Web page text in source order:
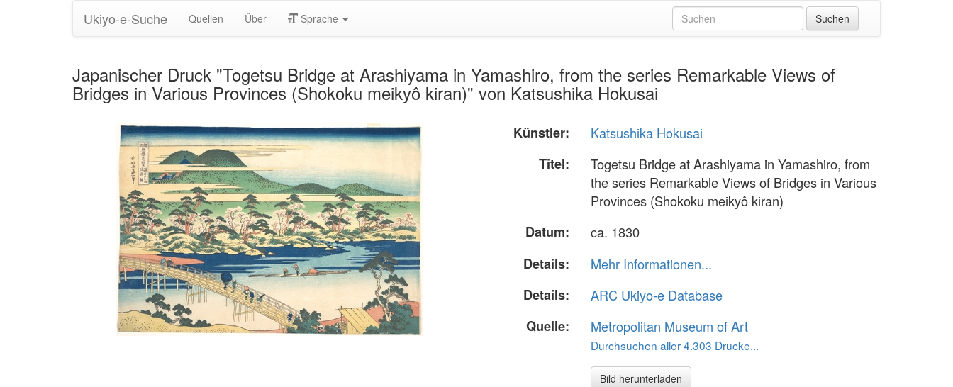
Ukiyo-e-Suche Quellen Über Sprache
Japanischer Druck "Togetsu Bridge at Arashiyama in Yamashiro, from the series Remarkable Views of
Bridges in Various Provinces (Shokoku meikyô kiran)" von Katsushika Hokusai
Künstler:
Katsushika Hokusai
Titel:
Togetsu Bridge at Arashiyama in Yamashiro, from
the series Remarkable Views of Bridges in Various
Provinces (Shokoku meikyô kiran)
Datum:
ca. 1830
Details:
Mehr Informationen...
Details:
ARC Ukiyo-e Database
Quelle:
Metropolitan Museum of Art
Durchsuchen aller 4.303 Drucke...
Bild herunterladen